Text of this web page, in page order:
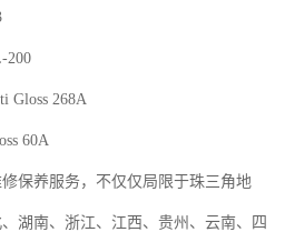
200
Gloss 268A
60A
保养服务，不仅仅局限于珠三角地
湖南、浙江、江西、贵州、云南、四